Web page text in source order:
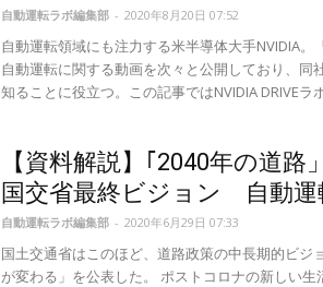
自動運転ラボ編集部 - 2020年8月20日 07:52
自動運転領域にも注力する米半導体大手NVIDIA。
自動運転に関する動画を次々と公開しており、同
知ることに役立つ。この記事ではNVIDIA DRIVEラ
【資料解説】｢2040年の道路
国交省最終ビジョン 自動運
自動運転ラボ編集部 - 2020年6月29日 07:33
国土交通省はこのほど、道路政策の中長期的ビジ
が変わる」を公表した。 ポストコロナの新しい生